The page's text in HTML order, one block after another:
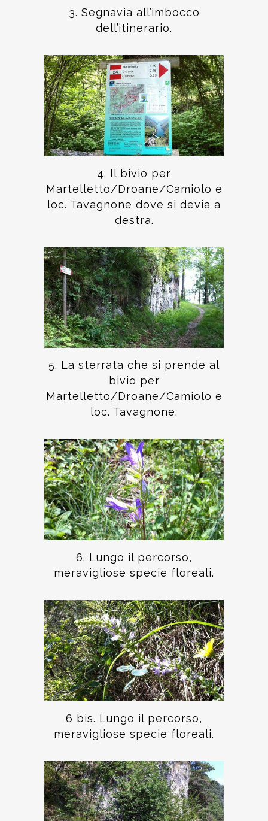
3. Segnavia all’imbocco
dell’itinerario.
4. Il bivio per
Martelletto/Droane/Camiolo e
loc. Tavagnone dove si devia a
destra.
5. La sterrata che si prende al
bivio per
Martelletto/Droane/Camiolo e
loc. Tavagnone.
6. Lungo il percorso,
meravigliose specie floreali.
6 bis. Lungo il percorso,
meravigliose specie floreali.